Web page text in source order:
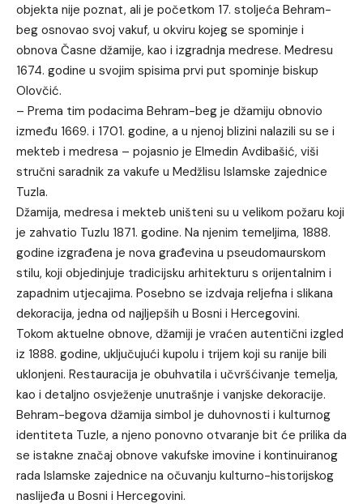
objekta nije poznat, ali je početkom 17. stoljeća Behram-
beg osnovao svoj vakuf, u okviru kojeg se spominje i
obnova Časne džamije, kao i izgradnja medrese. Medresu
1674. godine u svojim spisima prvi put spominje biskup
Olovčić.
– Prema tim podacima Behram-beg je džamiju obnovio
između 1669. i 1701. godine, a u njenoj blizini nalazili su se i
mekteb i medresa – pojasnio je Elmedin Avdibašić, viši
stručni saradnik za vakufe u Medžlisu Islamske zajednice
Tuzla.
Džamija, medresa i mekteb uništeni su u velikom požaru koji
je zahvatio Tuzlu 1871. godine. Na njenim temeljima, 1888.
godine izgrađena je nova građevina u pseudomaurskom
stilu, koji objedinjuje tradicijsku arhitekturu s orijentalnim i
zapadnim utjecajima. Posebno se izdvaja reljefna i slikana
dekoracija, jedna od najljepših u Bosni i Hercegovini.
Tokom aktuelne obnove, džamiji je vraćen autentični izgled
iz 1888. godine, uključujući kupolu i trijem koji su ranije bili
uklonjeni. Restauracija je obuhvatila i učvršćivanje temelja,
kao i detaljno osvježenje unutrašnje i vanjske dekoracije.
Behram-begova džamija simbol je duhovnosti i kulturnog
identiteta Tuzle, a njeno ponovno otvaranje bit će prilika da
se istakne značaj obnove vakufske imovine i kontinuiranog
rada Islamske zajednice na očuvanju kulturno-historijskog
naslijeđa u Bosni i Hercegovini.